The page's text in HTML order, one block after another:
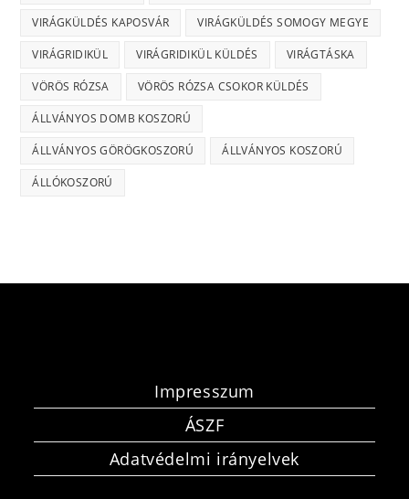
VIRÁGKÜLDÉS KAPOSVÁR VIRÁGKÜLDÉS SOMOGY MEGYE
VIRÁGRIDIKÜL VIRÁGRIDIKÜL KÜLDÉS VIRÁGTÁSKA
VÖRÖS RÓZSA VÖRÖS RÓZSA CSOKOR KÜLDÉS
ÁLLVÁNYOS DOMB KOSZORÚ
ÁLLVÁNYOS GÖRÖGKOSZORÚ ÁLLVÁNYOS KOSZORÚ
ÁLLÓKOSZORÚ
Impresszum
ÁSZF
Adatvédelmi irányelvek